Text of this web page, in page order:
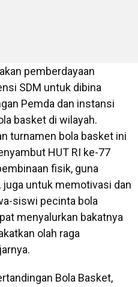
pemberdayaan
SDM untuk dibina
Pemda dan instansi
basket di wilayah.
turnamen bola basket ini
HUT RI ke-77
fisik, guna
untuk memotivasi dan
siswi pecinta bola
menyalurkan bakatnya
olah raga
Bola Basket,